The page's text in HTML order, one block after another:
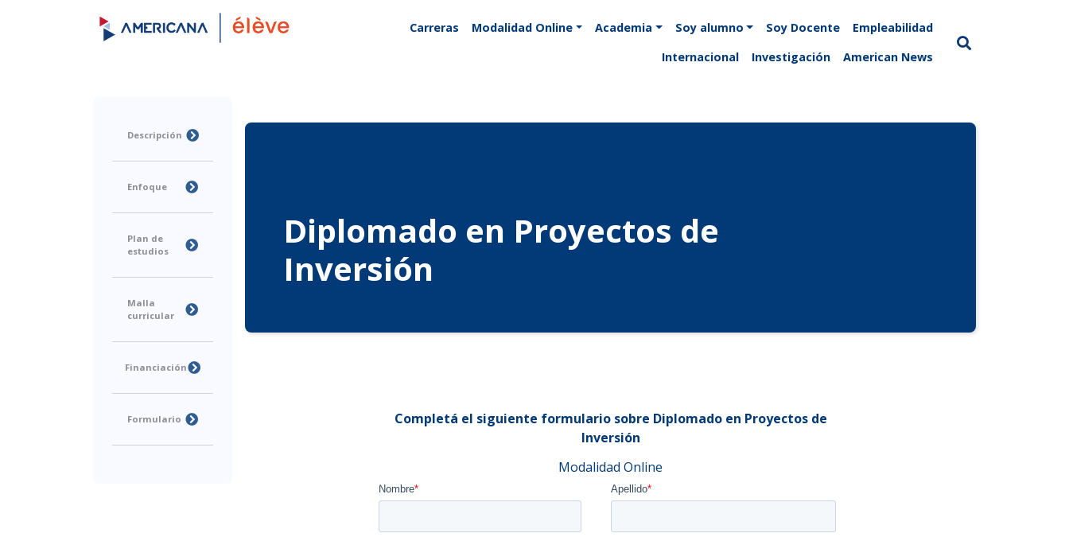
Carreras Modalidad Online Academia Soy alumno Soy Docente
Empleabilidad
Internacional
Investigación American News
Descripción
Enfoque
Plan de
estudios
Malla
curricular
Financiación
Formulario
Diplomado en Proyectos de
Inversión
Completá el siguiente formulario sobre Diplomado en Proyectos de
Inversión
Modalidad Online